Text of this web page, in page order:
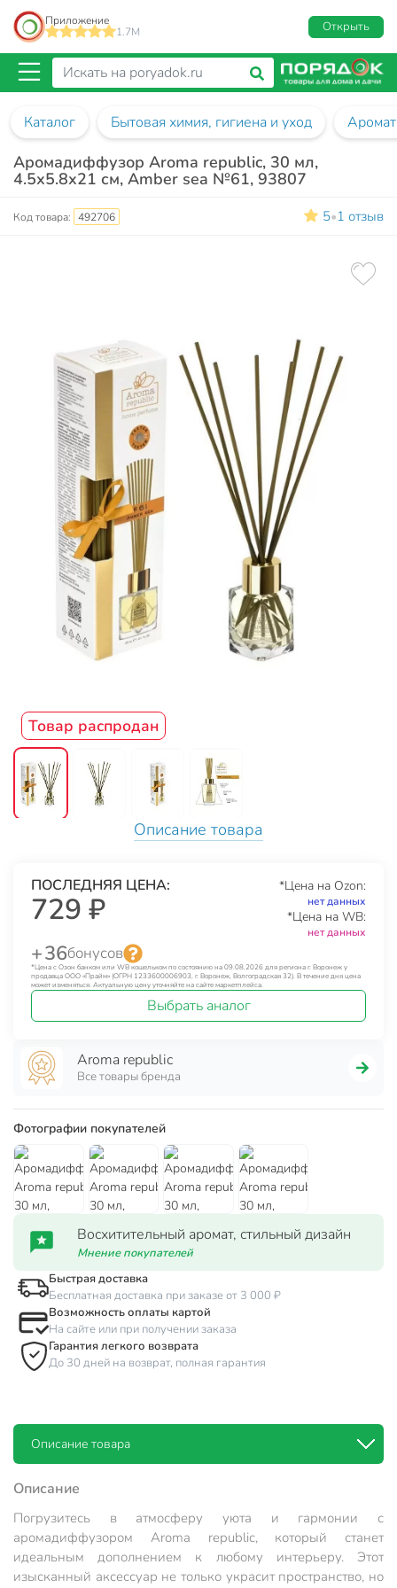
Приложение
1.7M
Открыть
Каталог Бытовая химия, гигиена и уход
Аромадиффузор Aroma republic, 30 мл,
4.5х5.8х21 см, Amber sea №61, 93807
Код товара: 492706 5•1 отзыв
Товар распродан
Описание товара
ПОСЛЕДНЯЯ ЦЕНА:
729 ₽
*Цена на Ozon:
нет данных
*Цена на WB:
нет данных
+ 36бонусов
*Цена с Озон банком или WB кошельком по состоянию на 09.08.2026 для региона г. Воронеж у
продавца ООО «Прайм» (ОГРН 1233600006903, г. Воронеж, Волгоградская 32). В течение дня цена
может изменяться. Актуальную цену уточняйте на сайте маркетплейса.
Выбрать аналог
Aroma republic
Все товары бренда
Фотографии покупателей
Восхитительный аромат, стильный дизайн
Мнение покупателей
Быстрая доставка
Бесплатная доставка при заказе от 3 000 ₽
Возможность оплаты картой
На сайте или при получении заказа
Гарантия легкого возврата
До 30 дней на возврат, полная гарантия
Описание товара
Описание
Погрузитесь в атмосферу уюта и гармонии с
аромадиффузором Aroma republic, который станет
идеальным дополнением к любому интерьеру. Этот
изысканный аксессуар не только украсит пространство, но